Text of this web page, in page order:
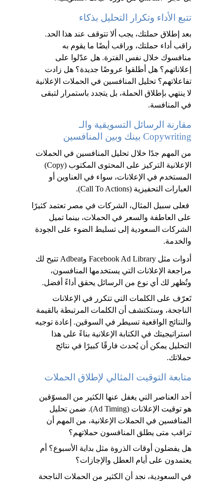
تتبع الأداء وتكرار التحليل بذكاء
بعد إطلاق حملتك، يجب ألا تتوقف عند هذا الحد.
راقب أداء حملتك، وراقب أيضًا ما يقوم به
منافسوك خلال نفس الفترة. هل عدّلوا على
إعلاناتهم؟ هل أطلقوا عروضًا جديدة؟ هل زادت
تفاعلاتهم؟ تحليل المنافسين في الحملات الإعلانية
لا ينتهي بإطلاق الحملة، بل يتجدد باستمرار لتبقى
في المنافسة.
مقارنة الرسائل التسويقية والـ
Copywriting بينك وبين المنافسين
من المهم جدًا خلال تحليل المنافسين في الحملات
الإعلانية التركيز على المحتوى المكتوب (Copy)
المستخدم في الإعلانات، سواء في العناوين أو
العبارات التحفيزية (Call To Actions).
فعلى سبيل المثال، الشركات في مصر تعتمد كثيرًا
على العاطفة والسعر في الحملات، بينما تميل
الشركات السعودية إلى تسليط الضوء على الجودة
والخدمة.
أدوات مثل Facebook Ad Library وAdbeat تتيح لك
مراجعة الإعلانات التي يستخدمها المنافسون،
وتُظهر لك أي نوع من الرسائل يحقق أداءً أفضل.
تَعرّف على الكلمات التي تتكرر في الإعلانات
الناجحة، وستكتشف أن الكلمات المرتبطة بالقيمة
والنتائج الواقعية تسيطر في السوقين. إعادة توجيه
استراتيجيتك في الكتابة الإعلانية بناءً على هذا
التحليل يمكن أن يُحدث فارقًا كبيرًا في نتائج
حملاتك.
متابعة التوقيت المثالي لإطلاق الحملات
أحد العناصر التي يغفل عنها الكثير من المسوّقين
هو توقيت الإعلانات (Ad Timing). ضمن تحليل
المنافسين في الحملات الإعلانية، من المهم أن
تراقب متى يطلق المنافسون حملاتهم؟
هل يفضلون أوقات الذروة مثل بداية الأسبوع؟ أم
يعتمدون على أيام العطل والإجازات؟
في السعودية، نجد أن الكثير من الحملات الناجحة